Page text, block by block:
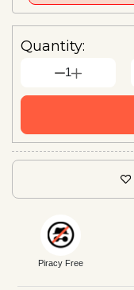
Quantity:
1
Piracy Free